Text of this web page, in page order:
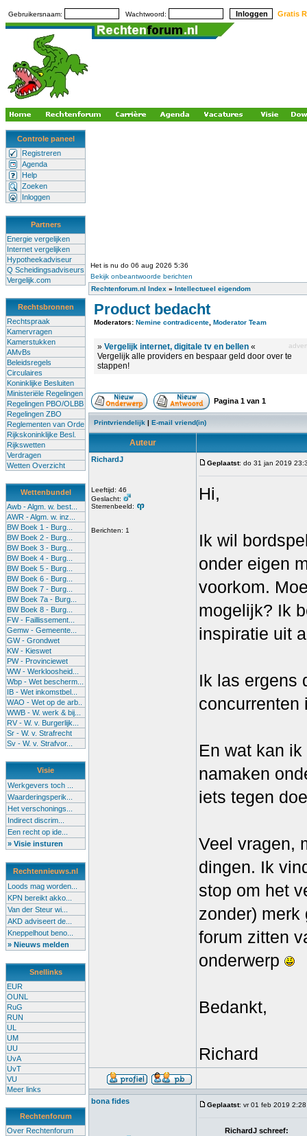
Gebruikersnaam: Wachtwoord: Gratis
Controle paneel
Registreren
Agenda
Help
Zoeken
Inloggen
Partners
Energie vergelijken
Internet vergelijken
Hypotheekadviseur
Q Scheidingsadviseurs
Vergelijk.com
Rechtsbronnen
Rechtspraak
Kamervragen
Kamerstukken
AMvBs
Beleidsregels
Circulaires
Koninklijke Besluiten
Ministeriële Regelingen
Regelingen PBO/OLBB
Regelingen ZBO
Reglementen van Orde
Rijkskoninklijke Besl.
Rijkswetten
Verdragen
Wetten Overzicht
Wettenbundel
Awb - Algm. w. best...
AWR - Algm. w. inz...
BW Boek 1 - Burg...
BW Boek 2 - Burg...
BW Boek 3 - Burg...
BW Boek 4 - Burg...
BW Boek 5 - Burg...
BW Boek 6 - Burg...
BW Boek 7 - Burg...
BW Boek 7a - Burg...
BW Boek 8 - Burg...
FW - Faillissement...
Gemw - Gemeente...
GW - Grondwet
KW - Kieswet
PW - Provinciewet
WW - Werkloosheid...
Wbp - Wet bescherm...
IB - Wet inkomstbel...
WAO - Wet op de arb..
WWB - W. werk & bij...
RV - W. v. Burgerlijk...
Sr - W. v. Strafrecht
Sv - W. v. Strafvor...
Visie
Werkgevers toch ...
Waarderingsperik...
Het verschonings...
Indirect discrim...
Een recht op ide...
» Visie insturen
Rechtennieuws.nl
Loods mag worden...
KPN bereikt akko...
Van der Steur wi...
AKD adviseert de...
Kneppelhout beno...
» Nieuws melden
Snellinks
EUR
OUNL
RuG
RUN
UL
UM
UU
UvA
UvT
VU
Meer links
Rechtenforum
Over Rechtenforum
Het is nu do 06 aug 2026 5:36
Bekijk onbeantwoorde berichten
Rechtenforum.nl Index » Intellectueel eigendom
Product bedacht
Moderators: Nemine contradicente Moderator Team
» Vergelijk internet, digitale tv en bellen «
Vergelijk alle providers en bespaar geld door over te
stappen!
Pagina 1 van 1
Printvriendelijk | E-mail vriend(in)
Auteur
RichardJ
Leeftijd: 46
Geslacht:
Sterrenbeeld:
Berichten: 1
Geplaatst: do 31 jan 2019
Hi,
Ik wil
onder eigen
voorkom.
mogelijk? Ik
inspiratie uit
Ik las ergens
concurrenten
En wat kan
namaken
iets tegen
Veel vragen,
dingen. Ik
stop om het
zonder)
forum zitten
onderwerp
Bedankt,
Richard
bona fides Geplaatst: vr 01 feb 2019 2:28
RichardJ schreef: